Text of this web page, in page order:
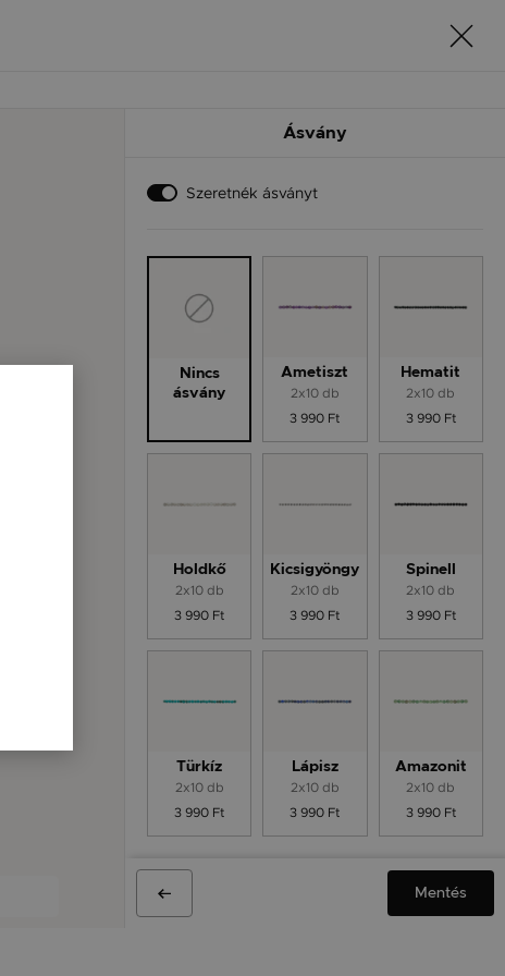
Ásvány
Szeretnék ásványt
Nincs
ásvány
Ametiszt
2x10 db
3 990 Ft
Hematit
2x10 db
3 990 Ft
Holdkő
2x10 db
3 990 Ft
Kicsigyöngy
2x10 db
3 990 Ft
Spinell
2x10 db
3 990 Ft
Türkíz
2x10 db
3 990 Ft
Lápisz
2x10 db
3 990 Ft
Amazonit
2x10 db
3 990 Ft
Mentés